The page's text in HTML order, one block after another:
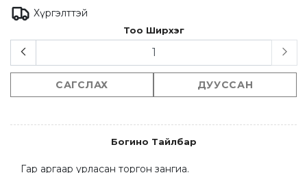
Хүргэлттэй
Тоо Ширхэг
САГСЛАХ ДУУССАН
Богино Тайлбар
Гар аргаар урласан торгон зангиа.